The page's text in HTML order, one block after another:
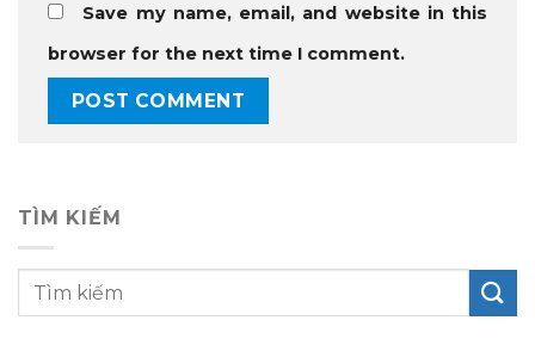
Save my name, email, and website in this
browser for the next time I comment.
TÌM KIẾM